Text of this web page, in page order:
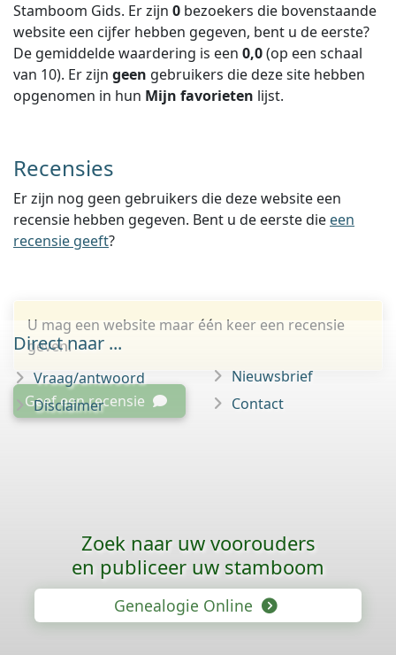
Stamboom Gids. Er zijn 0 bezoekers die bovenstaande
website een cijfer hebben gegeven, bent u de eerste?
De gemiddelde waardering is een 0,0(op een schaal
van 10). Er zijn geen gebruikers die deze site hebben
opgenomen in hun Mijn favorieten lijst.
Recensies
Er zijn nog geen gebruikers die deze website een
recensie hebben gegeven. Bent u de eerste die een
recensie geeft?
U mag een website maar één keer een recensie
geven.
Geef een recensie
Direct naar ...
Vraag/antwoord
Disclaimer
Nieuwsbrief
Contact
Zoek naar uw voorouders
en publiceer uw stamboom
Genealogie Online